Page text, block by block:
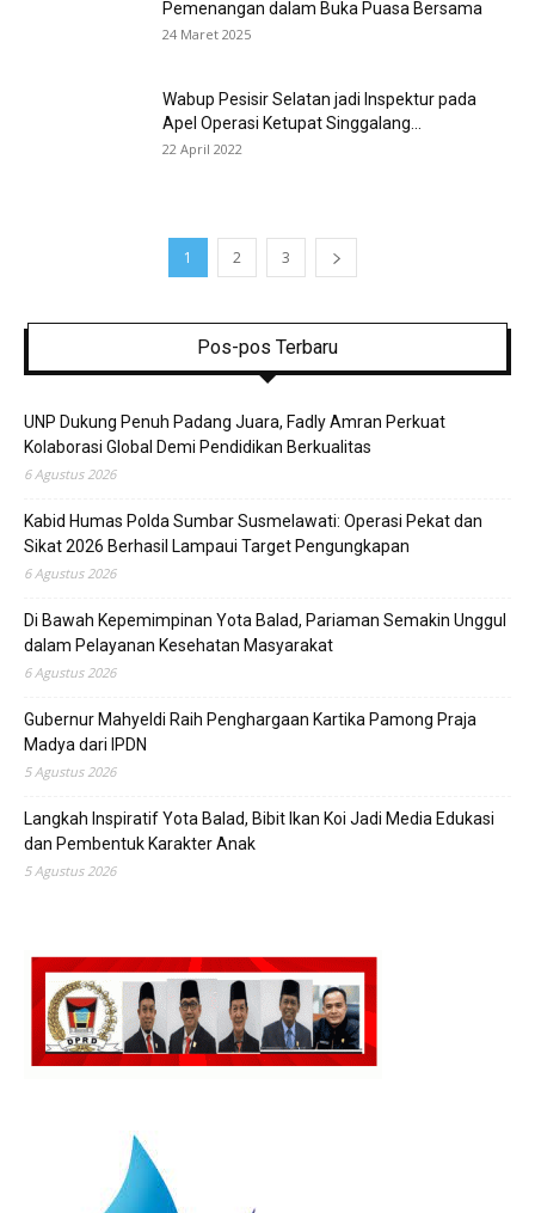
Pemenangan dalam Buka Puasa Bersama
24 Maret 2025
Wabup Pesisir Selatan jadi Inspektur pada
Apel Operasi Ketupat Singgalang...
22 April 2022
1 2 3
Pos-pos Terbaru
UNP Dukung Penuh Padang Juara, Fadly Amran Perkuat
Kolaborasi Global Demi Pendidikan Berkualitas
6 Agustus 2026
Kabid Humas Polda Sumbar Susmelawati: Operasi Pekat dan
Sikat 2026 Berhasil Lampaui Target Pengungkapan
6 Agustus 2026
Di Bawah Kepemimpinan Yota Balad, Pariaman Semakin Unggul
dalam Pelayanan Kesehatan Masyarakat
6 Agustus 2026
Gubernur Mahyeldi Raih Penghargaan Kartika Pamong Praja
Madya dari IPDN
5 Agustus 2026
Langkah Inspiratif Yota Balad, Bibit Ikan Koi Jadi Media Edukasi
dan Pembentuk Karakter Anak
5 Agustus 2026